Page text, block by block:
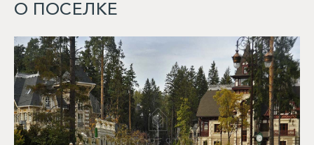
О ПОСЕЛКЕ